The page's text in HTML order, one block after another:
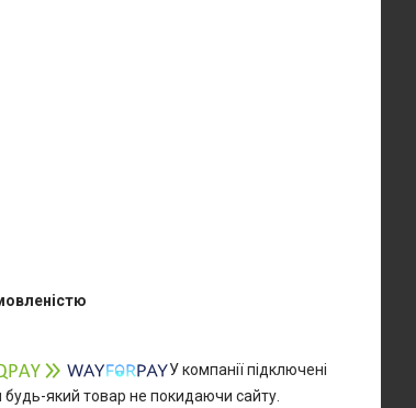
У компанії підключені
будь-який товар не покидаючи сайту.